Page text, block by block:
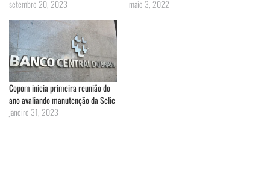
setembro 20, 2023 maio 3, 2022
Copom inicia primeira reunião do
ano avaliando manutenção da Selic
janeiro 31, 2023